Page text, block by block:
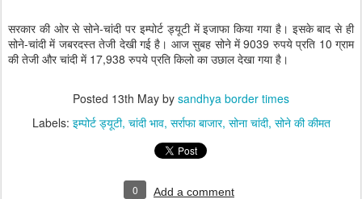
सरकार की ओर से सोने-चांदी पर इम्पोर्ट ड्यूटी में इजाफा किया गया है। इसके बाद से ही
सोने-चांदी में जबरदस्त तेजी देखी गई है। आज सुबह सोने में 9039 रुपये प्रति 10 ग्राम
की तेजी और चांदी में 17,938 रुपये प्रति किलो का उछाल देखा गया है।
Posted 13th May by sandhya border times
Labels: इम्पोर्ट ड्यूटी चांदी भाव सर्राफा बाजार सोना चांदी सोने की कीमत
0 Add a comment